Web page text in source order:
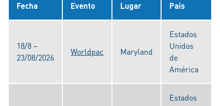
Fecha Evento Lugar País
18/8 –
23/08/2026
Worldpac Maryland
Estados
Unidos
de
América
Estados